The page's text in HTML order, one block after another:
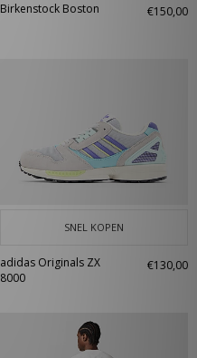
Birkenstock Boston €150,00
SNEL KOPEN
adidas Originals ZX
8000
€130,00